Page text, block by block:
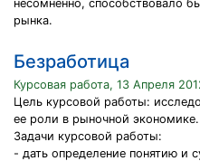
несомненно, способствовало
рынка.
Безработица
Курсовая работа, 13 Апреля
Цель курсовой работы:
ее роли в рыночной экономике.
Задачи курсовой работы:
- дать определение понятию и